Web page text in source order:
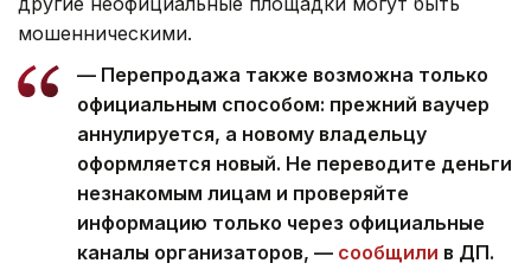
мошенническими.
— Перепродажа также возможна только
официальным способом: прежний ваучер
аннулируется, а новому владельцу
оформляется новый. Не переводите деньги
незнакомым лицам и проверяйте
информацию только через официальные
каналы организаторов, — сообщили в ДП.